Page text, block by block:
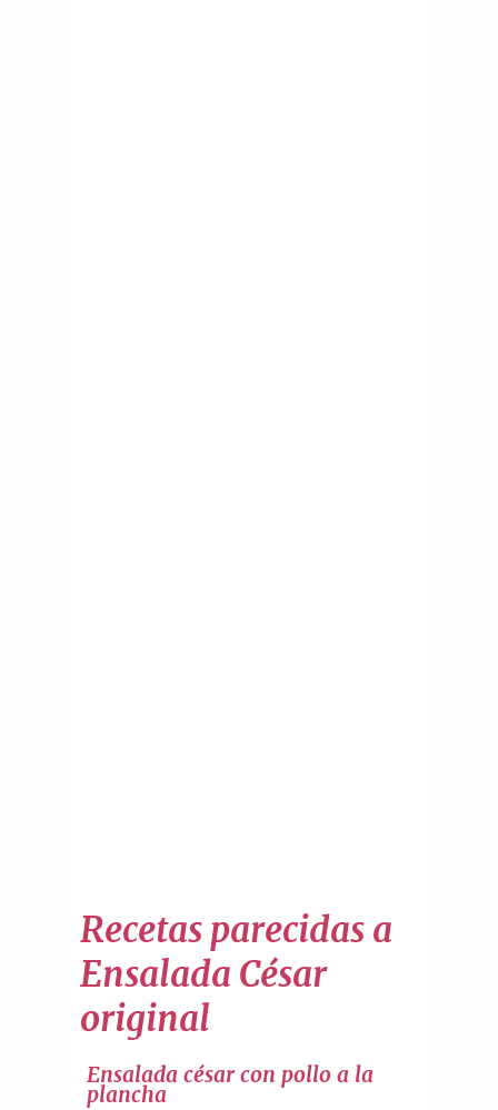
Recetas parecidas a
Ensalada César
original
Ensalada césar con pollo a la
plancha